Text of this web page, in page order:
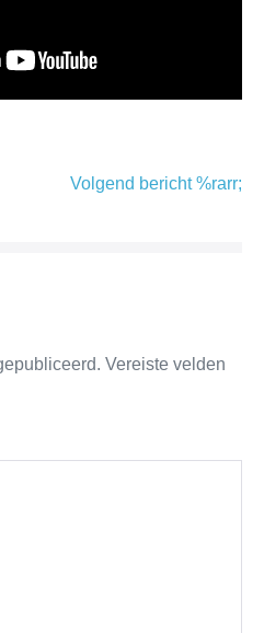
Volgend bericht %rarr;
Vereiste velden